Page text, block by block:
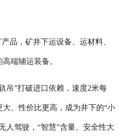
，矿井下运设备、运材料、
端辅运装备。
”打破进口依赖，速度2米每
、性价比更高，成为井下的“小
人驾驶，“智慧”含量、安全性大